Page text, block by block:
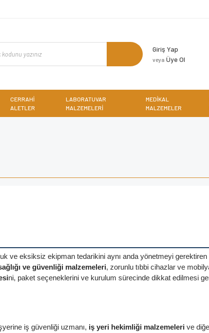
Giriş Yap
veya Üye Ol
CERRAHİ
ALETLER
LABORATUVAR
MALZEMELERİ
MEDİKAL
MALZEMELER
ve eksiksiz ekipman tedarikini aynı anda yönetmeyi gerektiren
ve güvenliği malzemeleri, zorunlu tıbbi cihazlar ve
ni, paket seçeneklerini ve kurulum sürecinde dikkat edilmesi
iş güvenliği uzmanı, iş yeri hekimliği malzemeleri ve